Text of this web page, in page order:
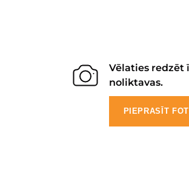
Vēlaties redzēt
noliktavas.
PIEPRASĪT